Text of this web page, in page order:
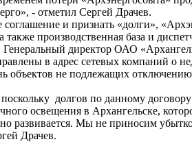
- отметил Сергей Драчев.
и признать «долги»,
производственная база и
директор ОАО
в адрес сетевых компаний о
объектов не подлежащих
долгов по данному
освещения в Архангельске,
Мы не приносим
Драчев.